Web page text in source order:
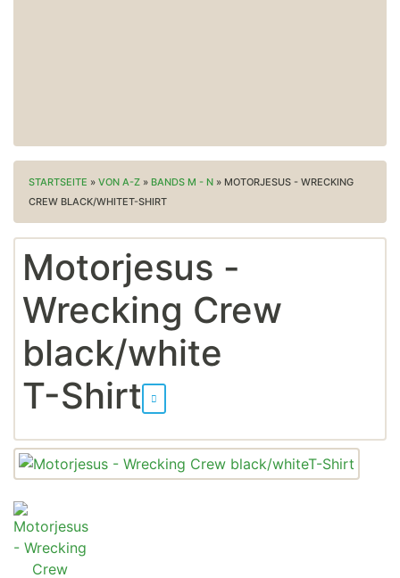
STARTSEITE » VON A-Z » BANDS M - N » MOTORJESUS - WRECKING
CREW BLACK/WHITET-SHIRT
Motorjesus -
Wrecking Crew
black/white
T-Shirt